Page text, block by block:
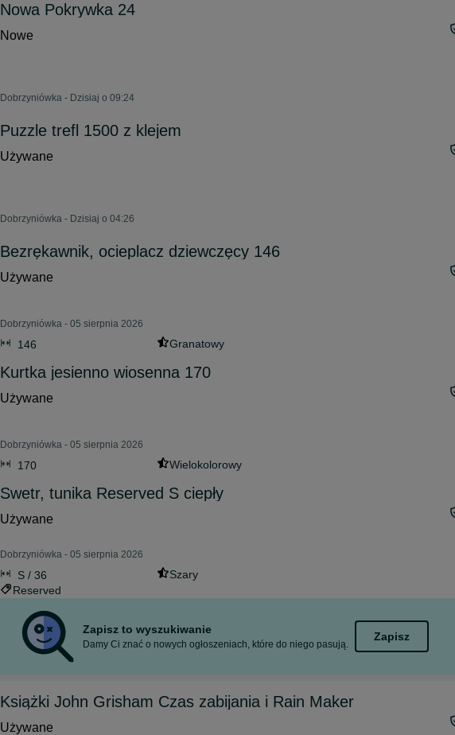
Nowa Pokrywka 24
Nowe
Dobrzyniówka - Dzisiaj o 09:24
Puzzle trefl 1500 z klejem
Używane
Dobrzyniówka - Dzisiaj o 04:26
Bezrękawnik, ocieplacz dziewczęcy 146
Używane
Dobrzyniówka - 05 sierpnia 2026
146 Granatowy
Kurtka jesienno wiosenna 170
Używane
Dobrzyniówka - 05 sierpnia 2026
170 Wielokolorowy
Swetr, tunika Reserved S ciepły
Używane
Dobrzyniówka - 05 sierpnia 2026
S / 36
Szary
Reserved
Zapisz to wyszukiwanie
Damy Ci znać o nowych ogłoszeniach, które do niego pasują.
Zapisz
Książki John Grisham Czas zabijania i Rain Maker
Używane